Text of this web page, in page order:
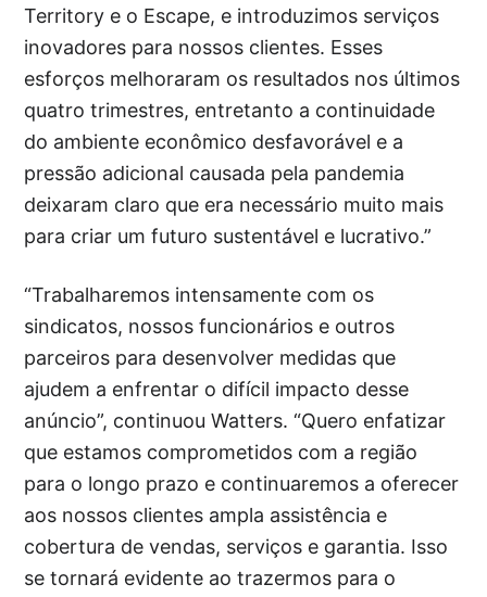
Territory e o Escape, e introduzimos serviços
inovadores para nossos clientes. Esses
esforços melhoraram os resultados nos últimos
quatro trimestres, entretanto a continuidade
do ambiente econômico desfavorável e a
pressão adicional causada pela pandemia
deixaram claro que era necessário muito mais
para criar um futuro sustentável e lucrativo.”
“Trabalharemos intensamente com os
sindicatos, nossos funcionários e outros
parceiros para desenvolver medidas que
ajudem a enfrentar o difícil impacto desse
anúncio”, continuou Watters. “Quero enfatizar
que estamos comprometidos com a região
para o longo prazo e continuaremos a oferecer
aos nossos clientes ampla assistência e
cobertura de vendas, serviços e garantia. Isso
se tornará evidente ao trazermos para o